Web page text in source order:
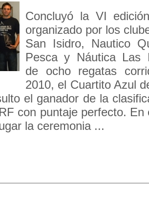
Concluyó la VI
organizado por los
San Isidro, Nautico
Pesca y Náutica Las
de ocho regatas
2010, el Cuartito Azul
el ganador de la
con puntaje perfecto. En
la ceremonia ...